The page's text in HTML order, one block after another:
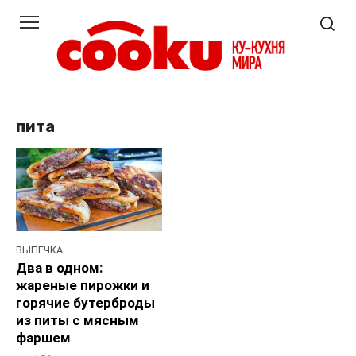
контенту
пита
ВЫПЕЧКА
Два в одном:
жареные пирожки и
горячие бутерброды
из питы с мясным
фаршем